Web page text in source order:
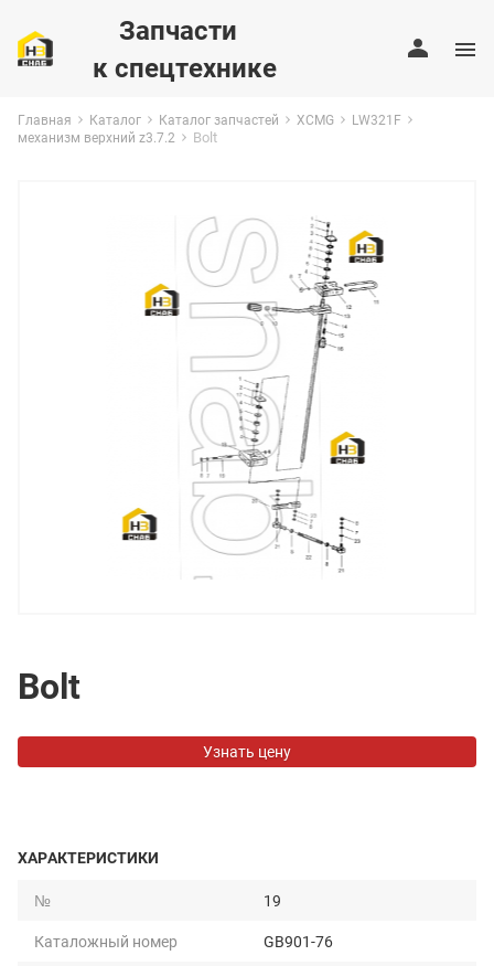
Запчасти
к спецтехнике
Главная Каталог Каталог запчастей XCMG
LW321F
механизм верхний z3.7.2
Bolt
Bolt
Узнать цену
ХАРАКТЕРИСТИКИ
№
19
Каталожный номер
GB901-76